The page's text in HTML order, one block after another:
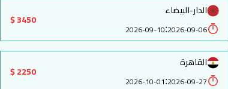
الدار-البيضاء
2026-09-06
:
2026-09-10
3450 $
القاهرة
2026-09-27
:
2026-10-01
2250 $